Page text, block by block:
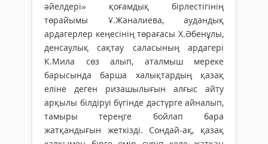
әйелдері» қоғамдық бірлестігінің
төрайымы Ұ.Жаналиева, аудандық
ардагерлер кеңесінің төрағасы Х.Әбенұлы,
денсаулық сақтау саласының ардагері
К.Мила сөз алып, аталмыш мереке
барысында барша халықтардың қазақ
еліне деген ризашылығын алғыс айту
арқылы білдіруі бүгінде дәстүрге айналып,
тамыры тереңге бойлап бара
жатқандығын жеткізді. Сондай-ақ, қазақ